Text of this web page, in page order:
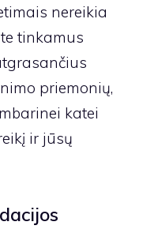
nereikia
tinkamus
priemonių,
katei
ir jūsų